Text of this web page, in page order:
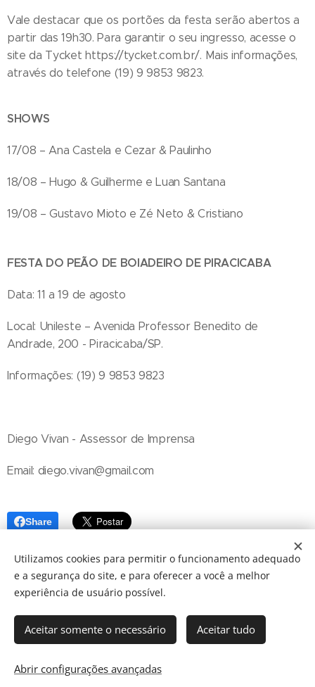
Vale destacar que os portões da festa serão abertos a
partir das 19h30. Para garantir o seu ingresso, acesse o
site da Tycket https://tycket.com.br/. Mais informações,
através do telefone (19) 9 9853 9823.
SHOWS
17/08 – Ana Castela e Cezar & Paulinho
18/08 – Hugo & Guilherme e Luan Santana
19/08 – Gustavo Mioto e Zé Neto & Cristiano
FESTA DO PEÃO DE BOIADEIRO DE PIRACICABA
Data: 11 a 19 de agosto
Local: Unileste – Avenida Professor Benedito de
Andrade, 200 - Piracicaba/SP.
Informações: (19) 9 9853 9823
Diego Vivan - Assessor de Imprensa
Email: diego.vivan@gmail.com
Share
© 2024 JBarretos Eventos.
Utilizamos cookies para permitir o funcionamento adequado
e a segurança do site, e para oferecer a você a melhor
experiência de usuário possível.
Aceitar somente o necessário Aceitar tudo
Abrir configurações avançadas